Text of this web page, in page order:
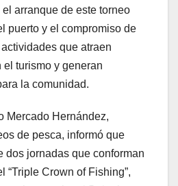
arranque de este torneo
puerto y el compromiso de
que atraen
turismo y generan
la comunidad.
Mercado Hernández,
de pesca, informó que
dos jornadas que conforman
“Triple Crown of Fishing”,